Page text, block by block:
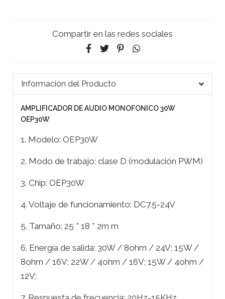
Compartir en las redes sociales
Información del Producto
AMPLIFICADOR DE AUDIO MONOFONICO 30W
OEP30W
1. Modelo: OEP30W
2. Modo de trabajo: clase D (modulación PWM)
3. Chip: OEP30W
4. Voltaje de funcionamiento: DC7.5-24V
5. Tamaño: 25 * 18 * 2m m
6. Energía de salida: 30W / 8ohm / 24V; 15W /
8ohm / 16V; 22W / 4ohm / 16V; 15W / 4ohm /
12V;